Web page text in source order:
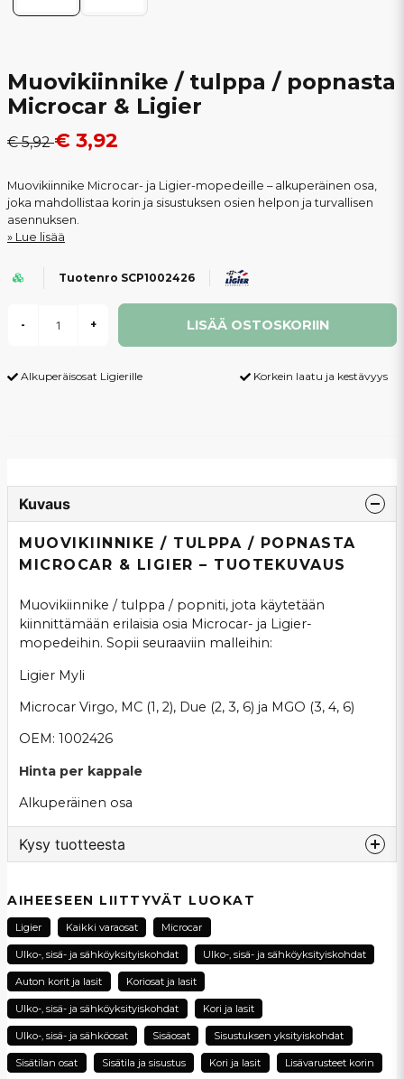
Muovikiinnike / tulppa / popnasta
Microcar & Ligier
€ 5,92€ 3,92
Muovikiinnike Microcar- ja Ligier-mopedeille – alkuperäinen osa,
joka mahdollistaa korin ja sisustuksen osien helpon ja turvallisen
asennuksen.
Lue lisää
Tuotenro SCP1002426
- + LISÄÄ OSTOSKORIIN
Alkuperäisosat Ligierille Korkein laatu ja kestävyys
Kuvaus
MUOVIKIINNIKE / TULPPA / POPNASTA
MICROCAR & LIGIER – TUOTEKUVAUS
Muovikiinnike / tulppa / popniti, jota käytetään
kiinnittämään erilaisia osia Microcar- ja Ligier-
mopedeihin. Sopii seuraaviin malleihin:
Ligier Myli
Microcar Virgo, MC (1, 2), Due (2, 3, 6) ja MGO (3, 4, 6)
OEM: 1002426
Hinta per kappale
Alkuperäinen osa
Kysy tuotteesta
Kysy meiltä tästä tuotteesta...
name
Nimi
email
Sähköpostiosoite
AIHEESEEN LIITTYVÄT LUOKAT
Ligier Kaikki varaosat Microcar
Ulko-, sisä- ja sähköyksityiskohdat Ulko-, sisä- ja sähköyksityiskohdat
Auton korit ja lasit Koriosat ja lasit
Ulko-, sisä- ja sähköyksityiskohdat Kori ja lasit
Ulko-, sisä- ja sähköosat Sisäosat Sisustuksen yksityiskohdat
Sisätilan osat Sisätila ja sisustus Kori ja lasit Lisävarusteet korin